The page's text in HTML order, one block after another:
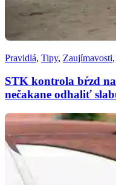
Pravidlá, Tipy, Zaujímavosti,
STK kontrola bŕzd na
nečakane odhaliť